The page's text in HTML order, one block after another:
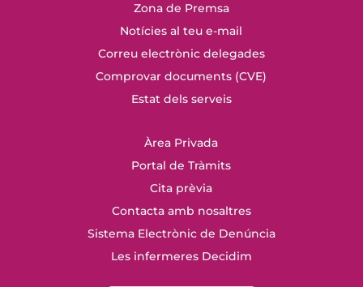
Zona de Premsa
Notícies al teu e-mail
Correu electrònic delegades
Comprovar documents (CVE)
Estat dels serveis
Àrea Privada
Portal de Tràmits
Cita prèvia
Contacta amb nosaltres
Sistema Electrònic de Denúncia
Les infermeres Decidim